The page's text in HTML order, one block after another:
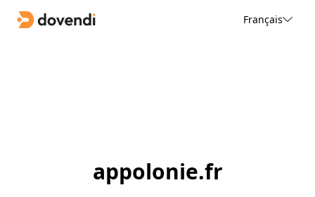
Français
appolonie.fr